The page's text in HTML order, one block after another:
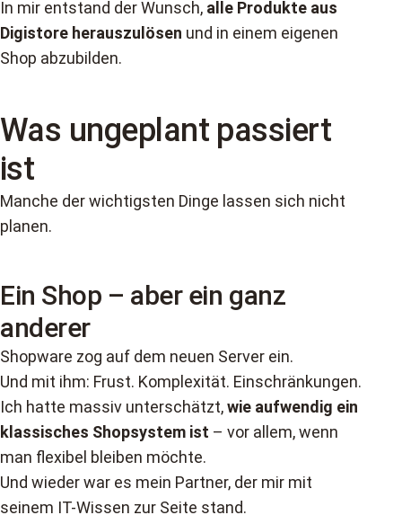
In mir entstand der Wunsch, alle Produkte aus
Digistore herauszulösen und in einem eigenen
Shop abzubilden.
Was ungeplant passiert
ist
Manche der wichtigsten Dinge lassen sich nicht
planen.
Ein Shop – aber ein ganz
anderer
Shopware zog auf dem neuen Server ein.
Und mit ihm: Frust. Komplexität. Einschränkungen.
Ich hatte massiv unterschätzt,wie aufwendig ein
klassisches Shopsystem ist – vor allem, wenn
man flexibel bleiben möchte.
Und wieder war es mein Partner, der mir mit
seinem IT-Wissen zur Seite stand.